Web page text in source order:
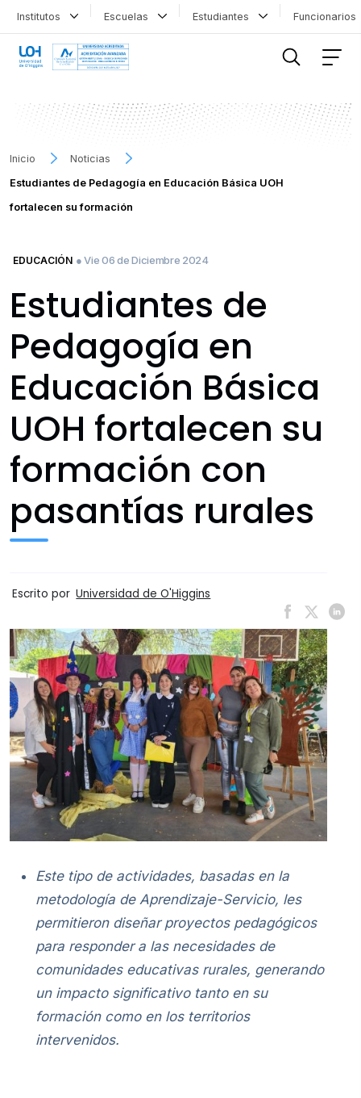
Institutos Escuelas Estudiantes
Inicio
Noticias
Estudiantes de Pedagogía en Educación Básica UOH
fortalecen su formación
EDUCACIÓN ● Vie 06 de Diciembre 2024
Estudiantes de
Pedagogía en
Educación Básica
UOH fortalecen su
formación con
pasantías rurales
Escrito por Universidad de O'Higgins
Este tipo de actividades, basadas en la
metodología de Aprendizaje-Servicio, les
permitieron diseñar proyectos pedagógicos
para responder a las necesidades de
comunidades educativas rurales, generando
un impacto significativo tanto en su
formación como en los territorios
intervenidos.